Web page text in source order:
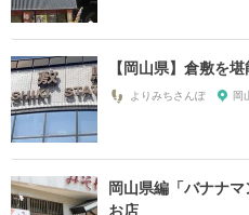
【岡山県】倉敷を
よりみちさんぽ 岡
岡山県編「バナナ
お店